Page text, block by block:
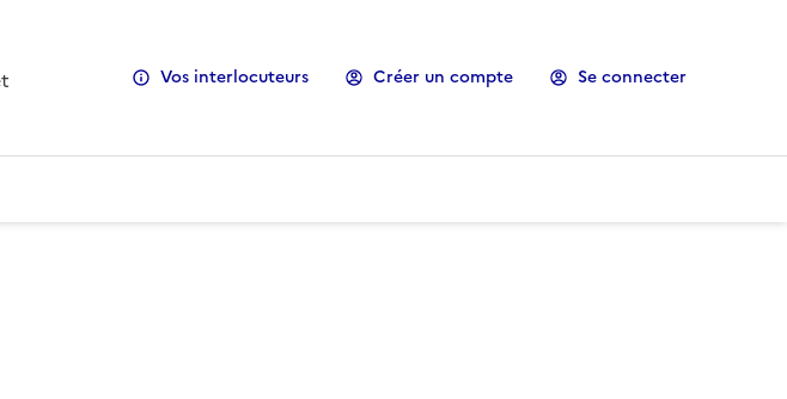
Vos interlocuteurs Créer un compte Se connecter